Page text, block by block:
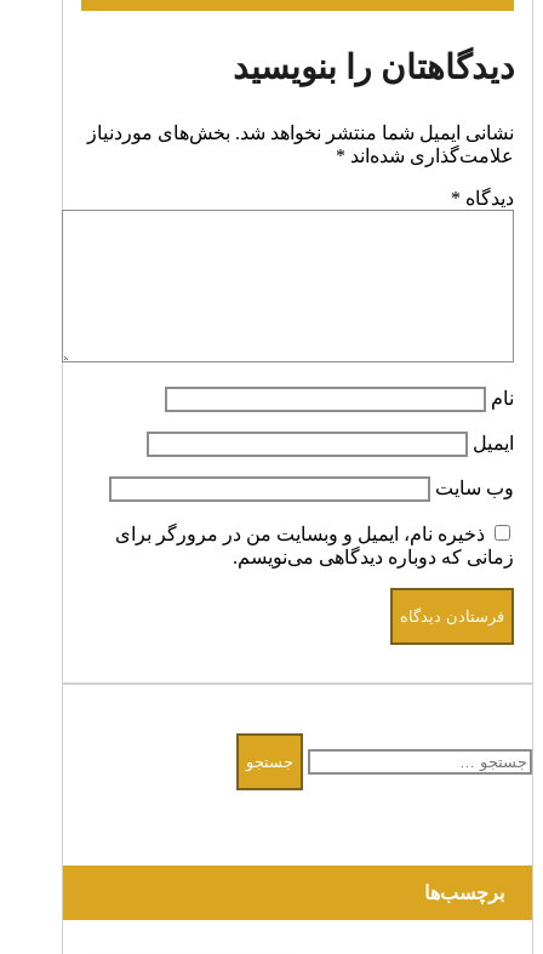
دیدگاهتان را بنویسید
نشانی ایمیل شما منتشر نخواهد شد. بخش‌های موردنیاز
علامت‌گذاری شده‌اند *
دیدگاه *
نام
ایمیل
وب‌ سایت
ذخیره نام، ایمیل و وبسایت من در مرورگر برای
زمانی که دوباره دیدگاهی می‌نویسم.
برای:
برچسب‌ها